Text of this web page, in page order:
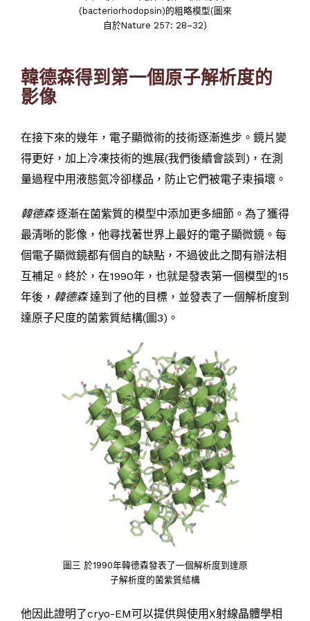
(bacteriorhodopsin)的粗略模型(圖來
自於Nature 257: 28–32)
韓德森得到第一個原子解析度的
影像
在接下來的幾年，電子顯微術的技術逐漸進步。鏡片變
得更好，加上冷凍技術的進展(我們後續會談到)，在測
量過程中用液態氮冷卻樣品，防止它們被電子束損壞。
韓德森 逐漸在菌紫質的模型中添加更多細節。為了獲得
最清晰的影像，他尋找著世界上最好的電子顯微鏡。每
個電子顯微鏡都有個自的缺點，不過彼此之間有辦法相
互補足。終於，在1990年，也就是發表第一個模型的15
年後， 韓德森 達到了他的目標，並發表了一個解析度到
達原子尺度的菌紫質結構(圖3)。
圖三 於1990年韓德森發表了一個解析度到達原
子解析度的菌紫質結構
他因此證明了cryo-EM可以提供與使用X射線晶體學相